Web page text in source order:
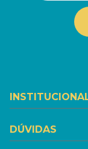
DÚVIDAS